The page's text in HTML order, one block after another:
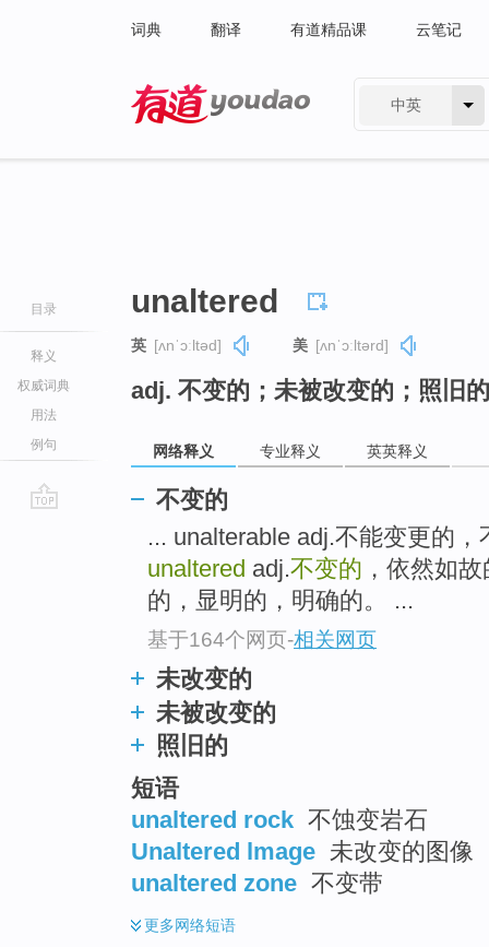
词典 翻译 有道精品课 云笔记
中英
目录
释义
权威词典
用法
例句
unaltered
英 [ʌnˈɔːltəd] 美 [ʌnˈɔːltərd]
adj. 不变的；未被改变的；照旧的
网络释义 专业释义 英英释义
不变的
... unalterable adj.不能变更的，
unaltered adj.不变的 ，依然如
的，显明的，明确的。 ...
基于164个网页-相关网页
未改变的
未被改变的
照旧的
短语
unaltered rock 不蚀变岩石
Unaltered lmage 未改变的图像
unaltered zone 不变带
更多网络短语